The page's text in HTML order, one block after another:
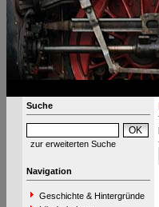
Suche
zur erweiterten Suche
Navigation
Geschichte & Hintergründe